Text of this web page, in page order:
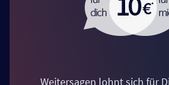
Weitersagen lohnt sich für